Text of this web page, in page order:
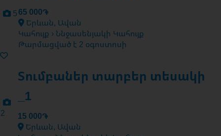
565 000֏
Երևան, Ավան
Կահույք › Ննջասենյակի Կահույք
Թարմացված է 2 օգոստոսի
2
Տումբաներ տարբեր տեսակի
_1
15 000֏
Երևան, Ավան